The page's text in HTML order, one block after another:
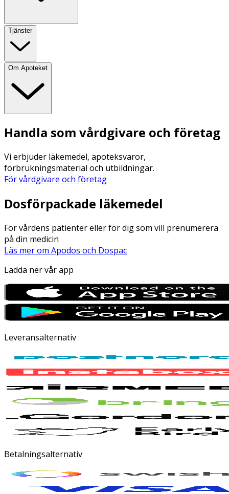
Tjänster
Om Apoteket
Handla som vårdgivare och företag
Vi erbjuder läkemedel, apoteksvaror,
förbrukningsmaterial och utbildningar.
För vårdgivare och företag
Dosförpackade läkemedel
För vårdens patienter eller för dig som vill prenumerera
på din medicin
Läs mer om Apodos och Dospac
Ladda ner vår app
Leveransalternativ
Betalningsalternativ